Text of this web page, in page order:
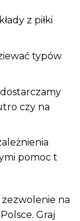
z piłki
typów
czy na
pomoc t
na
Graj